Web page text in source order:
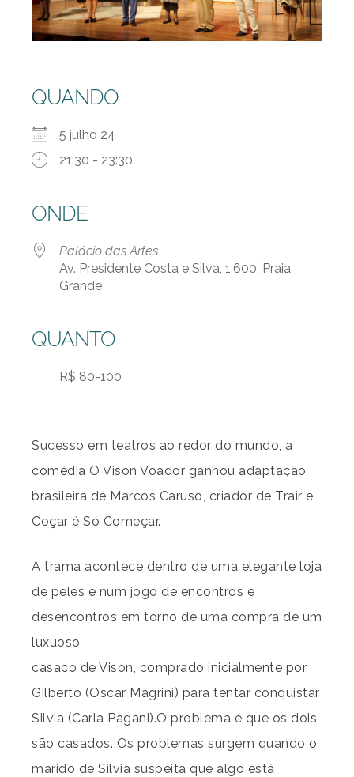
QUANDO
5 julho 24
21:30 - 23:30
ONDE
Palácio das Artes
Av. Presidente Costa e Silva, 1.600, Praia
Grande
QUANTO
R$ 80-100
Sucesso em teatros ao redor do mundo, a
comédia O Vison Voador ganhou adaptação
brasileira de Marcos Caruso, criador de Trair e
Coçar é Só Começar.
A trama acontece dentro de uma elegante loja
de peles e num jogo de encontros e
desencontros em torno de uma compra de um
luxuoso
casaco de Vison, comprado inicialmente por
Gilberto (Oscar Magrini) para tentar conquistar
Silvia (Carla Pagani).O problema é que os dois
são casados. Os problemas surgem quando o
marido de Silvia suspeita que algo está